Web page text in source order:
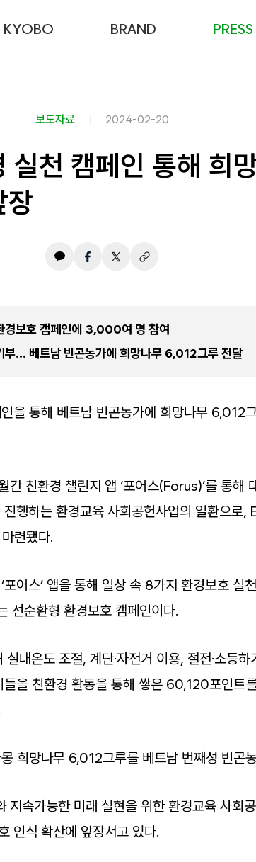
KYOBO BRAND PRESS
보도자료 2024-02-20
천 캠페인 통해 희
경보호 캠페인에 3,000여 명 참여
부… 베트남 빈곤농가에 희망나무 6,012그루 전달
을 통해 베트남 빈곤농가에 희망나무 6,012
친환경 챌린지 앱 ‘포어스(Forus)’를 통해
행하는 환경교육 사회공헌사업의 일환으로,
련됐다.
어스’ 앱을 통해 일상 속 8가지 환경보호 실
선순환형 환경보호 캠페인이다.
내온도 조절, 계단·자전거 이용, 절전·소등
을 친환경 활동을 통해 쌓은 60,120포인트
희망나무 6,012그루를 베트남 번째성 빈곤
속가능한 미래 실현을 위한 환경교육 사회
인식 확산에 앞장서고 있다.